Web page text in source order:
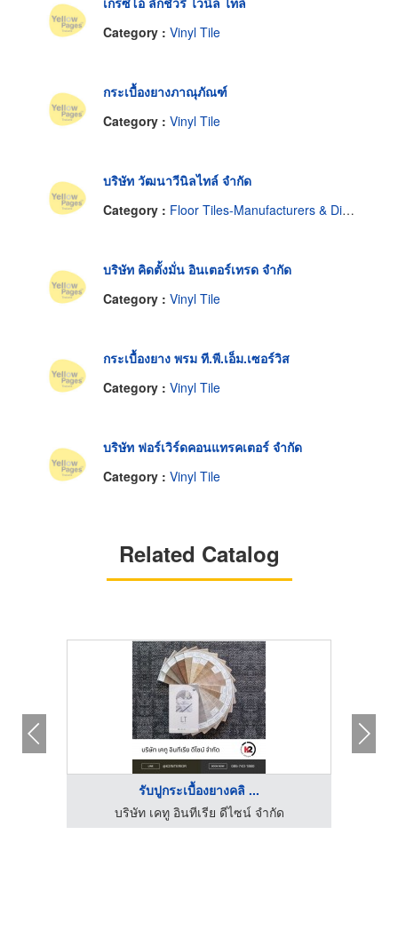
Category : Vinyl Tile
กระเบื้องยางภาณุภัณฑ์
Category : Vinyl Tile
บริษัท วัฒนาวีนิลไทล์ จำกัด
Category : Floor Tiles-Manufacturers & Distributors
บริษัท คิดตั้งมั่น อินเตอร์เทรด จำกัด
Category : Vinyl Tile
กระเบื้องยาง พรม ที.พี.เอ็ม.เซอร์วิส
Category : Vinyl Tile
บริษัท ฟอร์เวิร์ดคอนแทรคเตอร์ จำกัด
Category : Vinyl Tile
Related Catalog
รับปูกระเบื้องยางคลิ ...
บริษัท เคทู อินทีเรีย ดีไซน์ จำกัด